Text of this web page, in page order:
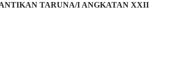
TARUNA/I ANGKATAN XXII